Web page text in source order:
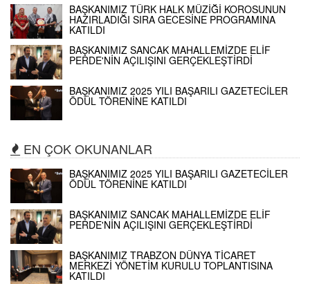
BAŞKANIMIZ TÜRK HALK MÜZİĞİ KOROSUNUN
HAZIRLADIĞI SIRA GECESİNE PROGRAMINA
KATILDI
BAŞKANIMIZ SANCAK MAHALLEMİZDE ELİF
PERDE'NİN AÇILIŞINI GERÇEKLEŞTİRDİ
BAŞKANIMIZ 2025 YILI BAŞARILI GAZETECİLER
ÖDÜL TÖRENİNE KATILDI
EN ÇOK OKUNANLAR
BAŞKANIMIZ 2025 YILI BAŞARILI GAZETECİLER
ÖDÜL TÖRENİNE KATILDI
BAŞKANIMIZ SANCAK MAHALLEMİZDE ELİF
PERDE'NİN AÇILIŞINI GERÇEKLEŞTİRDİ
BAŞKANIMIZ TRABZON DÜNYA TİCARET
MERKEZİ YÖNETİM KURULU TOPLANTISINA
KATILDI